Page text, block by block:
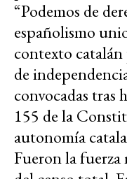
“Podemos de
españolismo
contexto
de
convocadas tras
155 de la
autonomía
Fueron la fuerza